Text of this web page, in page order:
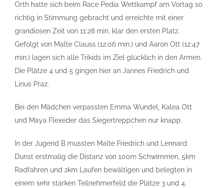
Orth hatte sich beim Race Pedia Wettkampf am Vortag so
richtig in Stimmung gebracht und erreichte mit einer
grandiosen Zeit von 11:28 min. klar den ersten Platz.
Gefolgt von Malte Clauss (12:06 min.) und Aaron Ott (12:47
min.) lagen sich alle Trikids im Ziel glücklich in den Armen.
Die Plätze 4 und 5 gingen hier an Jannes Friedrich und
Linus Praz.
Bei den Mädchen verpassten Emma Wundel, Kalea Ott
und Maya Flexeder das Siegertreppchen nur knapp.
In der Jugend B mussten Malte Friedrich und Lennard
Dunst erstmalig die Distanz von 100m Schwimmen, 5km
Radfahren und 2km Laufen bewältigen und belegten in
einem sehr starken Teilnehmerfeld die Plätze 3 und 4.